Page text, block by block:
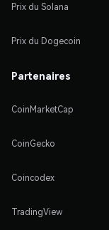
Prix du Solana
Prix du Dogecoin
Partenaires
CoinMarketCap
CoinGecko
Coincodex
TradingView